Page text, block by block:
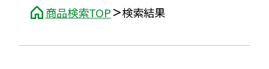
商品検索TOP 検索結果